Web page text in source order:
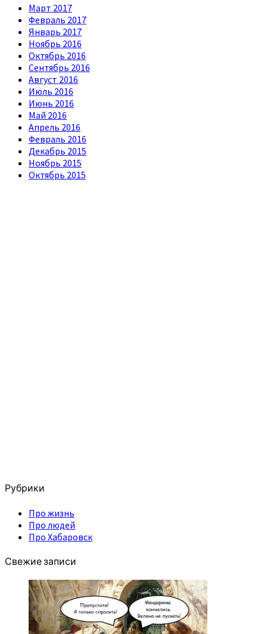
Март 2017
Февраль 2017
Январь 2017
Ноябрь 2016
Октябрь 2016
Сентябрь 2016
Август 2016
Июль 2016
Июнь 2016
Май 2016
Апрель 2016
Февраль 2016
Декабрь 2015
Ноябрь 2015
Октябрь 2015
Рубрики
Про жизнь
Про людей
Про Хабаровск
Свежие записи